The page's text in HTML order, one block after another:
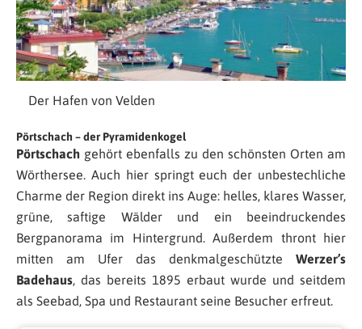
Der Hafen von Velden
Pörtschach – der Pyramidenkogel
Pörtschach gehört ebenfalls zu den schönsten Orten am
Wörthersee. Auch hier springt euch der unbestechliche
Charme der Region direkt ins Auge: helles, klares Wasser,
grüne, saftige Wälder und ein beeindruckendes
Bergpanorama im Hintergrund. Außerdem thront hier
mitten am Ufer das denkmalgeschützte Werzer’s
Badehaus, das bereits 1895 erbaut wurde und seitdem
als Seebad, Spa und Restaurant seine Besucher erfreut.